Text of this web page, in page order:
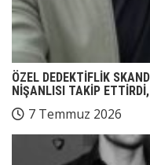
ÖZEL DEDEKTİFLİK
NİŞANLISI TAKİP
7 Temmuz 2026